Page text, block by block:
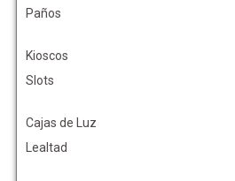
Paños
Kioscos
Slots
Cajas de Luz
Lealtad